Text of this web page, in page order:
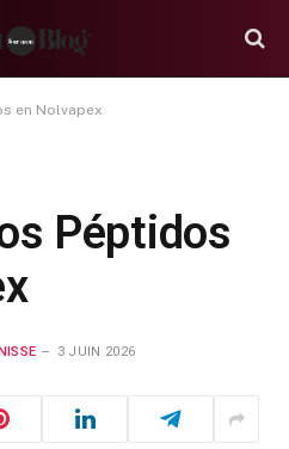
en Nolvapex
Péptidos
3 JUIN 2026